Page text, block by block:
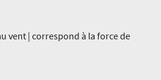
vent | correspond à la force de